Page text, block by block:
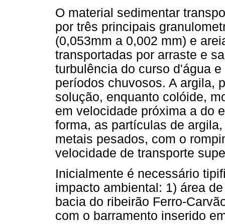
O material sedimentar
por três principais
(0,053mm a 0,002 mm) e
transportadas por arraste e
turbulência do curso d'água
períodos chuvosos. A argila,
solução, enquanto colóide,
em velocidade próxima a do
forma, as partículas de
metais pesados, com o
velocidade de transporte
Inicialmente é necessário
impacto ambiental: 1) área
bacia do ribeirão Ferro-
com o barramento inserido